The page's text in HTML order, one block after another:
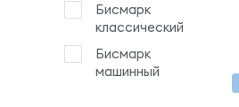
Бисмарк
классический
Бисмарк
машинный